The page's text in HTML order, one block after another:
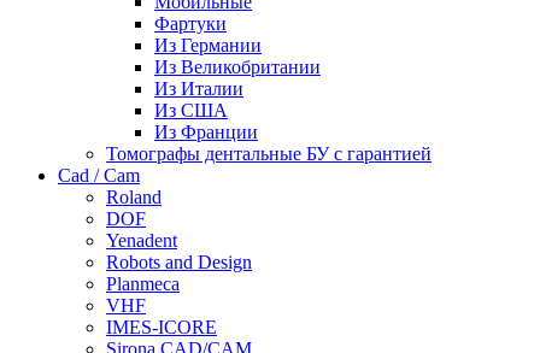
Фартуки
Из Германии
Из Великобритании
Из Италии
Из США
Из Франции
Томографы дентальные БУ с гарантией
Cad / Cam
Roland
DOF
Yenadent
Robots and Design
Planmeca
VHF
IMES-ICORE
Sirona CAD/CAM